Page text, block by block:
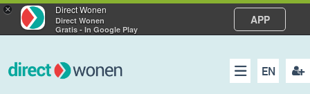
× Direct Wonen
Direct Wonen
Gratis - In Google Play
APP
EN